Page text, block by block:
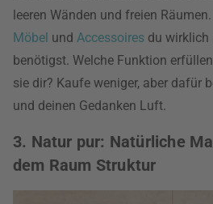
leeren Wänden und freien
Möbel und Accessoires du wirklich
benötigst. Welche Funktion
sie dir? Kaufe weniger, aber dafür
und deinen Gedanken Luft.
3. Natur pur: Natürliche
dem Raum Struktur